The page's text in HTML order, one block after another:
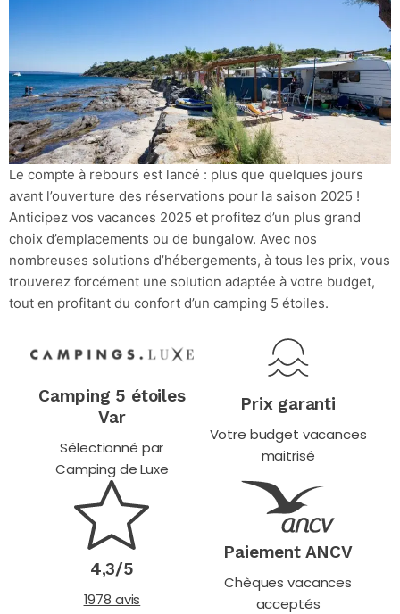
Le compte à rebours est lancé : plus que quelques jours
avant l’ouverture des réservations pour la saison 2025 !
Anticipez vos vacances 2025 et profitez d’un plus grand
choix d’emplacements ou de bungalow. Avec nos
nombreuses solutions d’hébergements, à tous les prix, vous
trouverez forcément une solution adaptée à votre budget,
tout en profitant du confort d’un camping 5 étoiles.
Camping 5 étoiles
Var
Sélectionné par
Camping de Luxe
Prix garanti
Votre budget vacances
maitrisé
4,3/5
1978 avis
Paiement ANCV
Chèques vacances
acceptés